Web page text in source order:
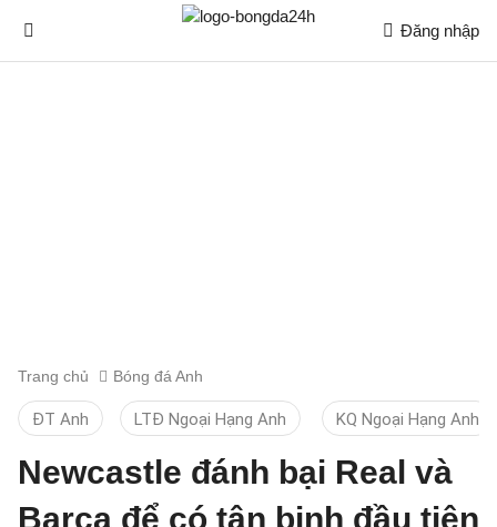
Đăng nhập
Trang chủ Bóng đá Anh
ĐT Anh LTĐ Ngoại Hạng Anh KQ Ngoại Hạng Anh
Newcastle đánh bại Real và
Barca để có tân binh đầu tiên